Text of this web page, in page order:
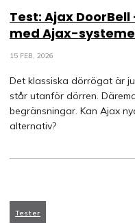
Test: Ajax
med Ajax-
15 FEB, 2026
Det klassiska dörrögat är
står utanför dörren.
begränsningar. Kan Ajax
alternativ?
Tester